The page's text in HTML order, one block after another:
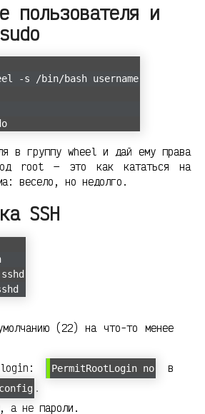
пользователя и
-s /bin/bash username
в группу wheel и дай ему права
root — это как кататься на
весело, но недолго.
SSH
(22) на что-то менее
login:
PermitRootLogin no в
.
а не пароли.